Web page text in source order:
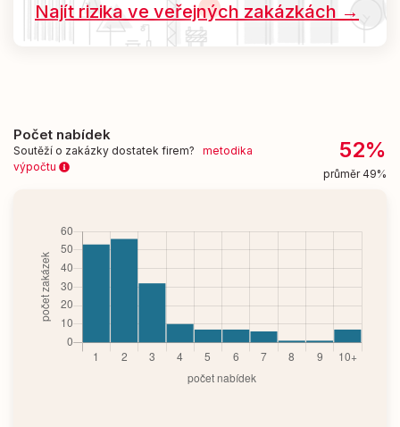
Najít rizika ve veřejných zakázkách →
Počet nabídek
Soutěží o zakázky dostatek firem? metodika
výpočtu
52%
průměr 49%